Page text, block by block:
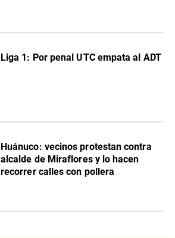
Liga 1: Por penal UTC empata al ADT
Huánuco: vecinos protestan contra
alcalde de Miraflores y lo hacen
recorrer calles con pollera